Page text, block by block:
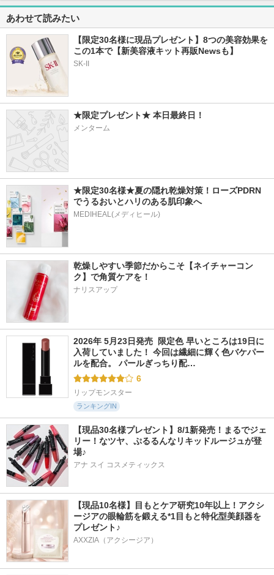
あわせて読みたい
【限定30名様に現品プレゼント】8つの美容効果を
この1本で【新美容液キット再販Newsも】
SK-II
★限定プレゼント★ 本日最終日！
メンターム
★限定30名様★夏の隠れ乾燥対策！ローズPDRN
でうるおいとハリのある肌印象へ
MEDIHEAL(メディヒール)
乾燥しやすい季節だからこそ【ネイチャーコン
ク】で角質ケアを！
ナリスアップ
2026年 5月23日発売  限定色 早いところは19日に
入荷していました！ 今回は繊細に輝く色バケパー
ルを配合。 パールぎっちり配…
6
リップモンスター
ランキングIN
【現品30名様プレゼント】8/1新発売！まるでジェ
リー！なツヤ、ぷるるんなリキッドルージュが登
場♪
アナ スイ コスメティックス
【現品10名様】目もとケア研究10年以上！アクシ
ージアの眼輪筋を鍛える*1目もと特化型美顔器を
プレゼント♪
AXXZIA（アクシージア）